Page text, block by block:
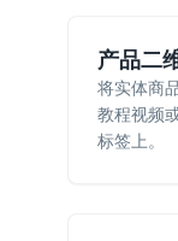
产品二
将实体商
教程视频
标签上。